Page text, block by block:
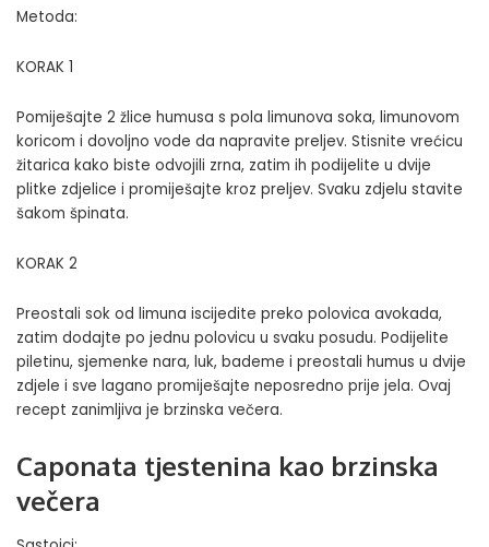
Metoda:
KORAK 1
Pomiješajte 2 žlice humusa s pola limunova soka, limunovom
koricom i dovoljno vode da napravite preljev. Stisnite vrećicu
žitarica kako biste odvojili zrna, zatim ih podijelite u dvije
plitke zdjelice i promiješajte kroz preljev. Svaku zdjelu stavite
šakom špinata.
KORAK 2
Preostali sok od limuna iscijedite preko polovica avokada,
zatim dodajte po jednu polovicu u svaku posudu. Podijelite
piletinu, sjemenke nara, luk, bademe i preostali humus u dvije
zdjele i sve lagano promiješajte neposredno prije jela. Ovaj
recept zanimljiva je brzinska večera.
Caponata tjestenina kao brzinska
večera